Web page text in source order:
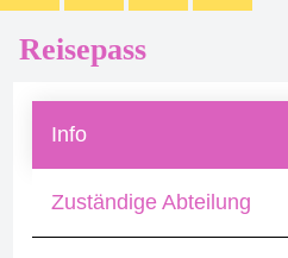
Reisepass
Info
Zuständige Abteilung